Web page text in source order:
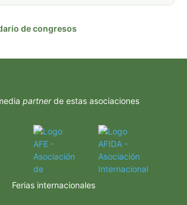
de congresos
partnerde estas asociaciones
Ferias internacionales